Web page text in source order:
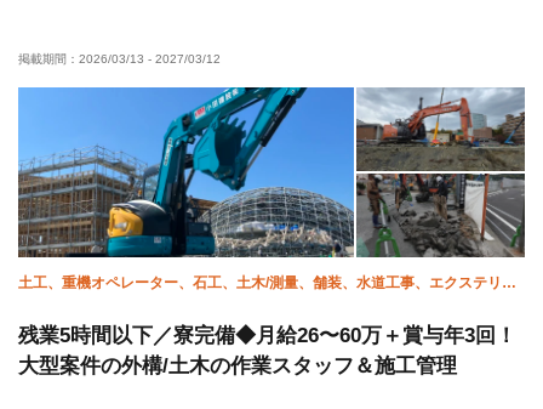
残業ゼロ 完全週休二日制
車・バイク通勤OK 転勤なし
掲載期間： 2026/03/13 - 2027/03/12
土工、重機オペレーター、石工、土木/測量、舗装、水道工事、エクステリ
残業5時間以下／寮完備◆月給26〜60万＋賞与年3回！
大型案件の外構/土木の作業スタッフ＆施工管理